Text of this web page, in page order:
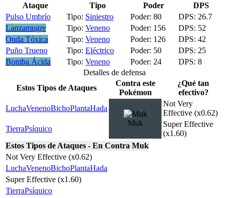
Ataque Tipo Poder
DPS
Pulso Umbrío
Siniestro 80
26.7
Lanzamugre
Veneno 156
52
Onda Tóxica
Veneno 126
42
Puño Trueno
Eléctrico 50
25
Bomba Ácida
Veneno 24
8
Detalles de defensa
Estos Tipos de Ataques
Contra este
Pokémon
¿Qué tan
efectivo?
LuchaVenenoBichoPlantaHada
Muk
Not Very
Effective (x0.62)
TierraPsíquico
Super Effective
(x1.60)
Estos Tipos de Ataques - En Contra Muk
Not Very Effective (x0.62)
LuchaVenenoBichoPlantaHada
Super Effective (x1.60)
TierraPsíquico